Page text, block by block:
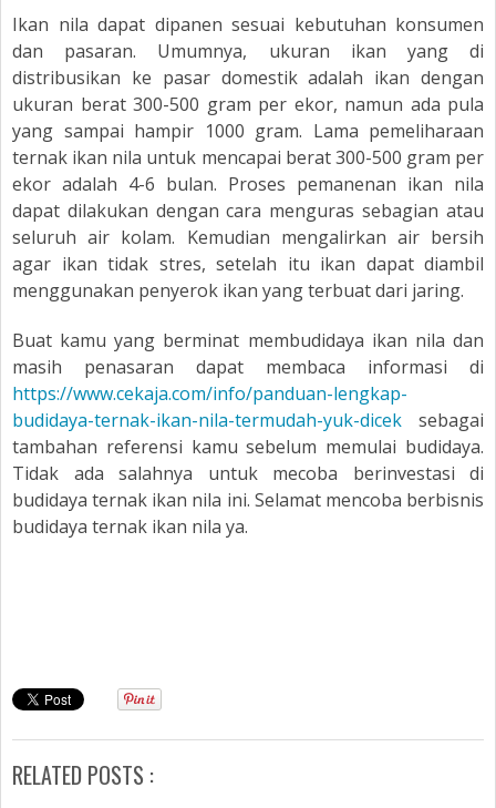
Ikan nila dapat dipanen sesuai kebutuhan konsumen
dan pasaran. Umumnya, ukuran ikan yang di
distribusikan ke pasar domestik adalah ikan dengan
ukuran berat 300-500 gram per ekor, namun ada pula
yang sampai hampir 1000 gram. Lama pemeliharaan
ternak ikan nila untuk mencapai berat 300-500 gram per
ekor adalah 4-6 bulan. Proses pemanenan ikan nila
dapat dilakukan dengan cara menguras sebagian atau
seluruh air kolam. Kemudian mengalirkan air bersih
agar ikan tidak stres, setelah itu ikan dapat diambil
menggunakan penyerok ikan yang terbuat dari jaring.
Buat kamu yang berminat membudidaya ikan nila dan
masih penasaran dapat membaca informasi
di
https://www.cekaja.com/info/panduan-lengkap-
budidaya-ternak-ikan-nila-termudah-yuk-dicek sebagai
tambahan referensi kamu sebelum memulai budidaya.
Tidak ada salahnya untuk mecoba berinvestasi di
budidaya ternak ikan nila ini. Selamat mencoba berbisnis
budidaya ternak ikan nila ya.
RELATED POSTS :